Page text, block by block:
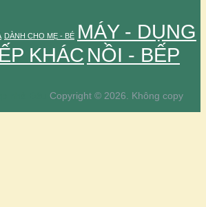
DÀNH CHO MẸ - BÉ MÁY - DỤNG
KHÁC NỒI - BẾP
Copyright © 2026. Không copy